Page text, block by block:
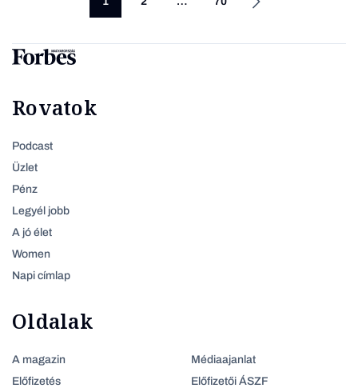
Rovatok
Podcast
Üzlet
Pénz
Legyél jobb
A jó élet
Women
Napi címlap
Oldalak
A magazin
Előfizetés
Médiaajanlat
Előfizetői ÁSZF